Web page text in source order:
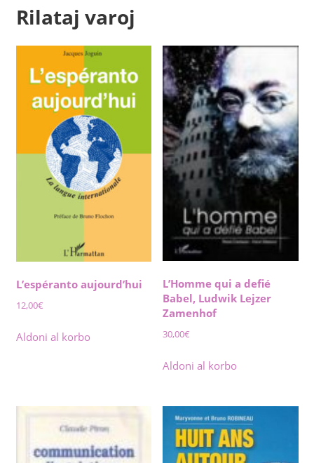
Rilataj varoj
L’espéranto aujourd’hui
12,00€
Aldoni al korbo
L’Homme qui a defié
Babel, Ludwik Lejzer
Zamenhof
30,00€
Aldoni al korbo